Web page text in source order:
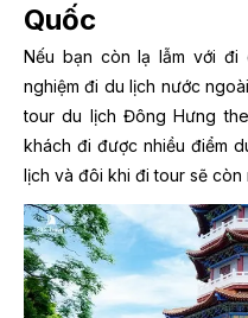
Quốc
Nếu bạn còn lạ lẫm với
nghiệm đi du lịch nước
tour du lịch Đông Hưng
khách đi được nhiều điểm
lịch và đôi khi đi tour sẽ còn